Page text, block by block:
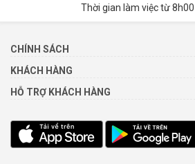
Thời gian làm việc từ
CHÍNH SÁCH
KHÁCH HÀNG
HỖ TRỢ KHÁCH HÀNG